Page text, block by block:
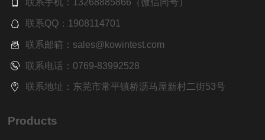
联系手机：13268885866（微信同号）
联系QQ：1908114701
联系邮箱：sales@kowintest.com
联系电话：0769-83992528
联系地址：东莞市常平镇桥沥马屋新村二街53号
Products